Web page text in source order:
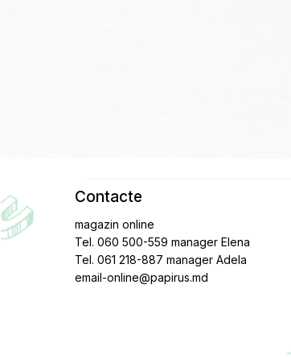
Contacte
magazin online
Tel. 060 500-559 manager Elena
Tel. 061 218-887 manager Adela
email-online@papirus.md